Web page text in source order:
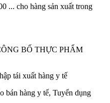
... cho hàng sản xuất trong
BỐ THỰC PHẨM
tái xuất hàng y tế
bán hàng y tế, Tuyển dụng